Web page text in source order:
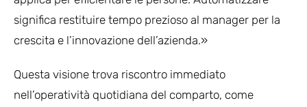
significa restituire tempo prezioso al manager per la
crescita e l’innovazione dell’azienda.»
Questa visione trova riscontro immediato
nell’operatività quotidiana del comparto, come